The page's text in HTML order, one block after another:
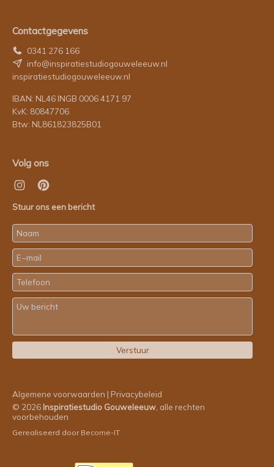
Contactgegevens
0341 276 166
info@inspiratiestudiogouweleeuw.nl
inspiratiestudiogouweleeuw.nl
IBAN: NL46 INGB 0006 4171 97
KvK: 80847706
Btw: NL861823825B01
Volg ons
Stuur ons een bericht
Algemene voorwaarden | Privacybeleid
© 2026 Inspiratiestudio Gouweleeuw , alle rechten
voorbehouden
Gerealiseerd door Become-IT